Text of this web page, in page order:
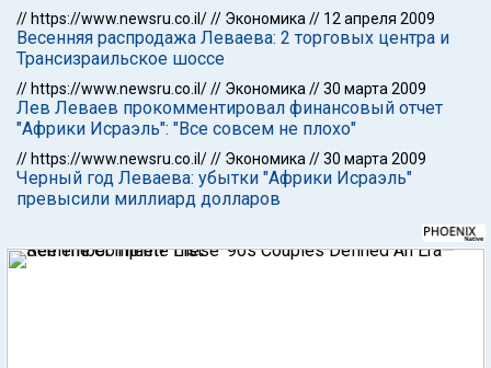
// https://www.newsru.co.il/// Экономика // 12 апреля 2009
Весенняя распродажа Леваева: 2 торговых центра и
Трансизраильское шоссе
// https://www.newsru.co.il/// Экономика //30 марта 2009
Лев Леваев прокомментировал финансовый отчет
"Африки Исраэль": "Все совсем не плохо"
// https://www.newsru.co.il/// Экономика //30 марта 2009
Черный год Леваева: убытки "Африки Исраэль"
превысили миллиард долларов